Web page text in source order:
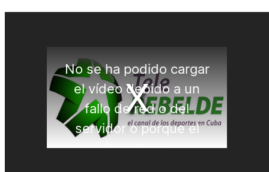
Pelota Vasca
Pentatlón
Pesas
Pesca Deportiva
Polo Acuático
PREMIOS LAUREUS